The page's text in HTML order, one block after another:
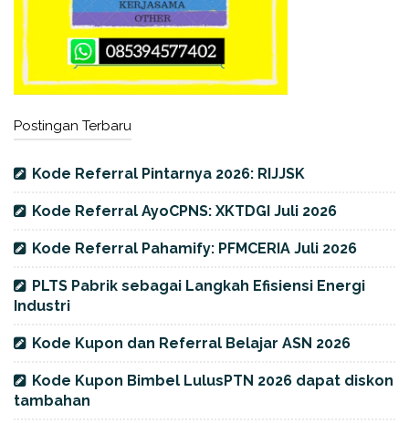
Postingan Terbaru
Kode Referral Pintarnya 2026: RIJJSK
Kode Referral AyoCPNS: XKTDGI Juli 2026
Kode Referral Pahamify: PFMCERIA Juli 2026
PLTS Pabrik sebagai Langkah Efisiensi Energi
Industri
Kode Kupon dan Referral Belajar ASN 2026
Kode Kupon Bimbel LulusPTN 2026 dapat diskon
tambahan